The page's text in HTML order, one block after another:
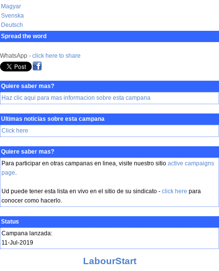
Magyar
Svenska
Deutsch
Spread the word
WhatsApp - click here to share
Quiere saber mas?
Haz clic aqui para mas informacion sobre esta campana
Ultimas noticias sobre esta campana
Click here
Quiere saber mas?
Para participar en otras campanas en linea, visite nuestro sitio active campaigns
page.
Ud puede tener esta lista en vivo en el sitio de su sindicato - click here para
conocer como hacerlo.
Status
Campana lanzada:
11-Jul-2019
LabourStart